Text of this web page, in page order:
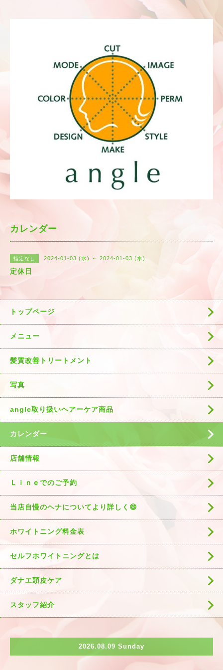
カレンダー
指定なし 2024-01-03 (水) ～ 2024-01-03 (水)
定休日
トップページ
メニュー
髪質改善トリートメント
写真
angle取り扱いヘアーケア商品
カレンダー
店舗情報
Ｌｉｎｅでのご予約
当店自慢のヘナについてより詳しく😄
ホワイトニング料金表
セルフホワイトニングとは
ダナエ頭皮ケア
スタッフ紹介
2026.08.09 Sunday